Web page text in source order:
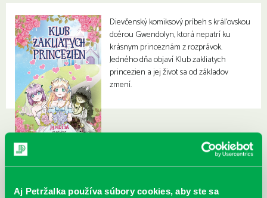
Aj Petržalka používa súbory cookies, aby ste sa
Dievčenský komiksový príbeh s kráľovskou
dcérou Gwendolyn, ktorá nepatrí ku
krásnym princeznám z rozprávok.
Jedného dňa objaví Klub zakliatych
princezien a jej život sa od základov
zmení.